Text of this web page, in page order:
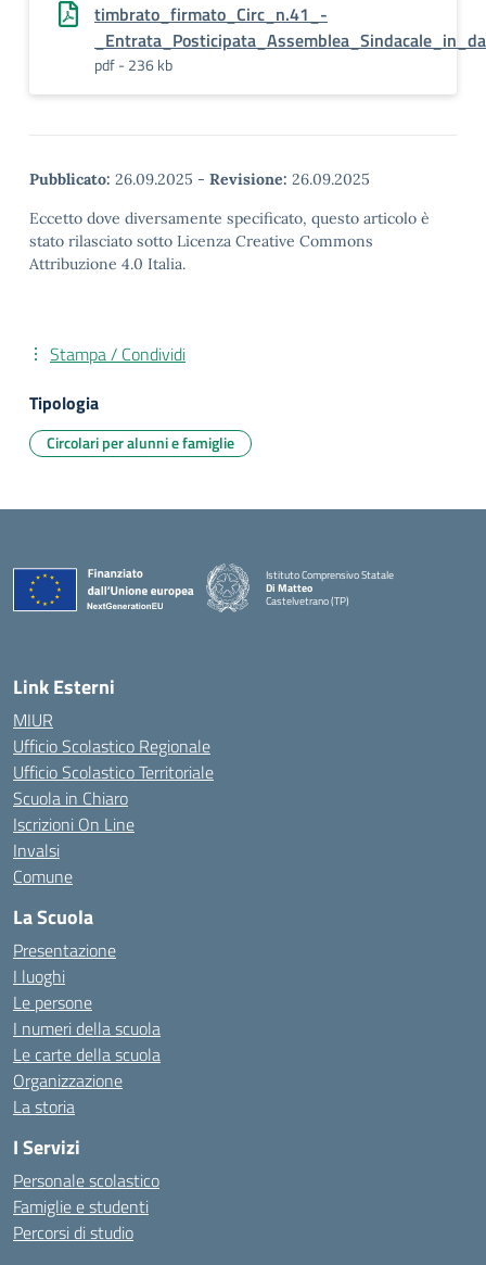
timbrato_firmato_Circ_n.41_-
pdf - 236 kb
Pubblicato: 26.09.2025 - Revisione: 26.09.2025
Eccetto dove diversamente specificato, questo articolo è
stato rilasciato sotto Licenza Creative Commons
Attribuzione 4.0 Italia.
Stampa / Condividi
Tipologia
Circolari per alunni e famiglie
Istituto Comprensivo Statale
Di Matteo
Castelvetrano (TP)
Link Esterni
MIUR
Ufficio Scolastico Regionale
Ufficio Scolastico Territoriale
Scuola in Chiaro
Iscrizioni On Line
Invalsi
Comune
La Scuola
Presentazione
I luoghi
Le persone
I numeri della scuola
Le carte della scuola
Organizzazione
La storia
I Servizi
Personale scolastico
Famiglie e studenti
Percorsi di studio